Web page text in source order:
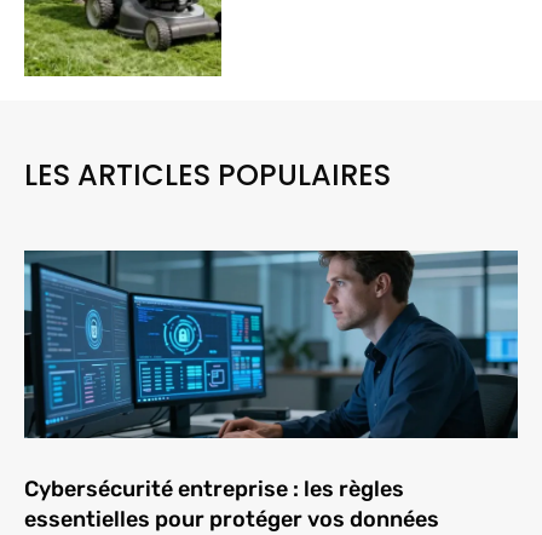
LES ARTICLES POPULAIRES
Cybersécurité entreprise : les règles
essentielles pour protéger vos données